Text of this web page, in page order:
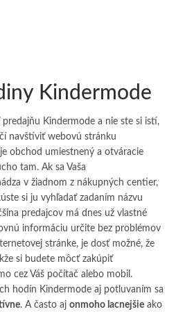
Kindermode
Kindermode a nie ste si istí,
navštíviť webovú stránku
obchod umiestnený a otváracie
tam. Ak sa Vaša
v žiadnom z nákupných centier,
si ju vyhľadať zadaním názvu
predajcov má dnes už vlastné
informáciu určite bez problémov
stránke, je dosť možné, že
si budete môcť zakúpiť
cez Váš počítač alebo mobil.
hodín Kindermode aj potluvaním sa
. A často aj onmoho lacnejšie ako